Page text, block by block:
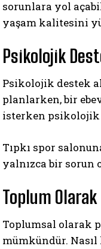
sorunlara yol
yaşam kalitesini
Psikolojik
Psikolojik destek
planlarken, bir
isterken
Tıpkı spor
yalnızca bir sorun
Toplum
Toplumsal olarak
mümkündür.